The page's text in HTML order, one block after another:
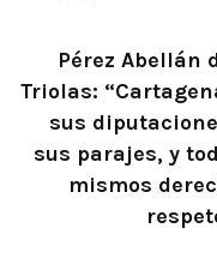
Pérez Abellán
Triolas:
sus
sus parajes, y
mismos